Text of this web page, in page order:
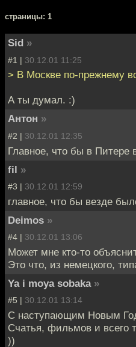
cтраницы: 1
Sid »
#1 | 30.12.01 11:25
> В Москве по-прежнему
А ты думал. :)
Антон »
#2 | 30.12.01 12:35
Главное, что бы в Питере
fil »
#3 | 30.12.01 12:59
главное, что бы везде
Deimos »
#4 | 30.12.01 13:06
Может мне кто-то
Это что, из немецкого,
Ya i moya sobaka »
#5 | 30.12.01 13:14
С наступающим Новым
Счатья, фильмов и всего
))